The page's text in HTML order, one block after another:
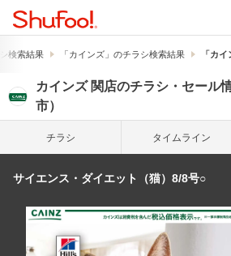
検索結果 「カインズ」のチラシ検索結果 「カ
カインズ 関店のチラシ・セール
市）
チラシ タイム ライン
サイエンス・ダイエット（猫）8/8号○